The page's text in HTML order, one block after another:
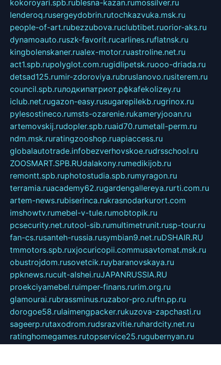
kokoroyari.spb.rublesna-kazan.rumossilver.ru
lenderoq.rusergeydobrin.rutochkazvuka.msk.ru
people-of-art.rubezzubova.ruclubtibet.ruorior-aks.ru
dynamoauto.ruszk-favorit.rucarlines.ruflatnsk.ru
kingbolenskaner.rualex-motor.ruastroline.net.ru
act1.spb.rupolyglot.com.rugidlipetsk.ruooo-driada.ru
detsad125.rumir-zdoroviya.rubruslanovo.rusiterem.ru
council.spb.ruлодкипатриот.рфkafekolizey.ru
iclub.net.rugazon-easy.rusugarepilekb.rugrinox.ru
pylesostineco.rumsts-ozarenie.rukameryjooan.ru
artemovskij.rudopler.spb.ruaid70.rumetall-perm.ru
ndm.msk.ruratingzooshop.ruapiaccess.ru
globalautotrade.infobezverhovskoe.rudrsschool.ru
ZOOSMART.SPB.RUdalakony.rumedikijob.ru
remontt.spb.ruphotostudia.spb.rumyragon.ru
terramia.ruacademy62.rugardengallereya.rurti.com.ru
artem-news.rubiserinca.rukrasnodarkurort.com
imshowtv.rumebel-v-tule.rumobtopik.ru
pcsecurity.net.rutool-sib.rumultimetrunit.rusp-tour.ru
fan-cs.rusanteh-russia.rusymbian9.net.ruDSHAIR.RU
tmmotors.spb.ruxjocuricopii.commusavtomat.msk.ru
obustrojdom.rusovetcik.ruybaranovskaya.ru
ppknews.rucult-alshei.ruJAPANRUSSIA.RU
proekciyamebel.ruimper-finans.rurim.org.ru
glamourai.rubrassminus.ruzabor-pro.ruftn.pp.ru
dorogoe58.rulaimengpacker.rukuzova-zapchasti.ru
sageerp.rutaxodrom.rudsrazvitie.ruhardcity.net.ru
ratinghomegames.rutopservice25.rugubernyan.ru